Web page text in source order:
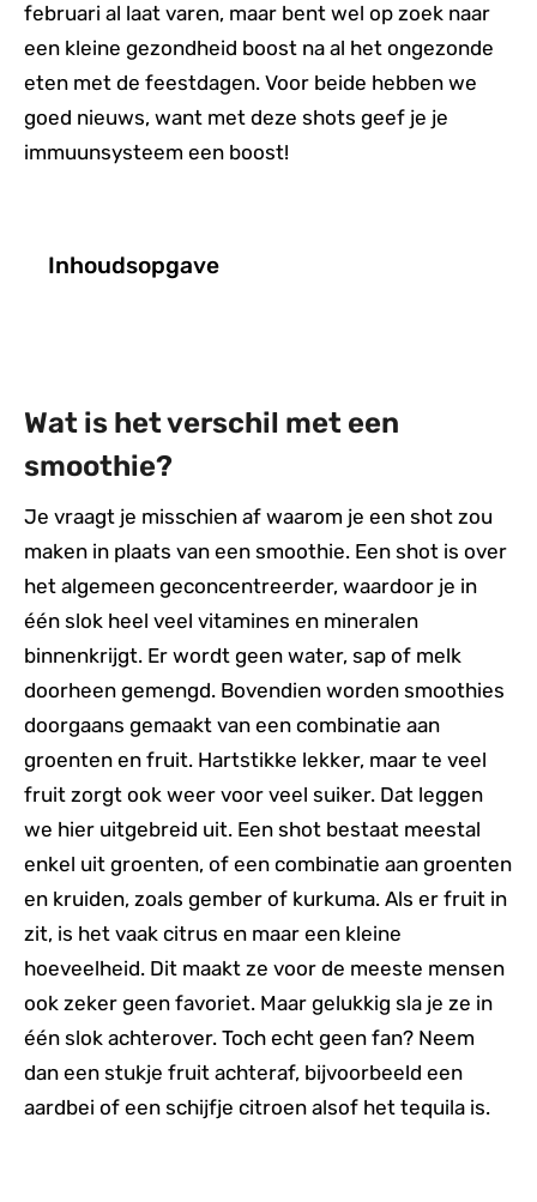
februari al laat varen, maar bent wel op zoek naar
een kleine gezondheid boost na al het ongezonde
eten met de feestdagen. Voor beide hebben we
goed nieuws, want met deze shots geef je je
immuunsysteem een boost!
Inhoudsopgave
Wat is het verschil met een
smoothie?
Je vraagt je misschien af waarom je een shot zou
maken in plaats van een smoothie. Een shot is over
het algemeen geconcentreerder, waardoor je in
één slok heel veel vitamines en mineralen
binnenkrijgt. Er wordt geen water, sap of melk
doorheen gemengd. Bovendien worden smoothies
doorgaans gemaakt van een combinatie aan
groenten en fruit. Hartstikke lekker, maar te veel
fruit zorgt ook weer voor veel suiker. Dat leggen
we hier uitgebreid uit. Een shot bestaat meestal
enkel uit groenten, of een combinatie aan groenten
en kruiden, zoals gember of kurkuma. Als er fruit in
zit, is het vaak citrus en maar een kleine
hoeveelheid. Dit maakt ze voor de meeste mensen
ook zeker geen favoriet. Maar gelukkig sla je ze in
één slok achterover. Toch echt geen fan? Neem
dan een stukje fruit achteraf, bijvoorbeeld een
aardbei of een schijfje citroen alsof het tequila is.